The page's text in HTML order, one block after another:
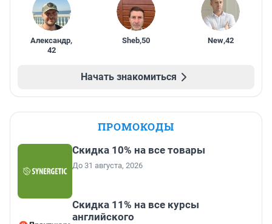
Александр,
42
Sheb,50 New,42
Начать знакомиться
ПРОМОКОДЫ
Скидка 10% на все товары
До 31 августа, 2026
Скидка 11% на все курсы
английского